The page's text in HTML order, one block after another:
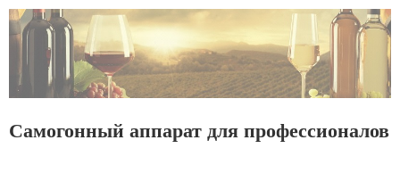
Самогонный аппарат для профессионалов